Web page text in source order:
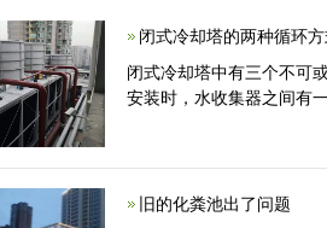
闭式冷却塔的两种循环
闭式冷却塔中有三个不可
安装时，水收集器之间有
旧的化粪池出了问题